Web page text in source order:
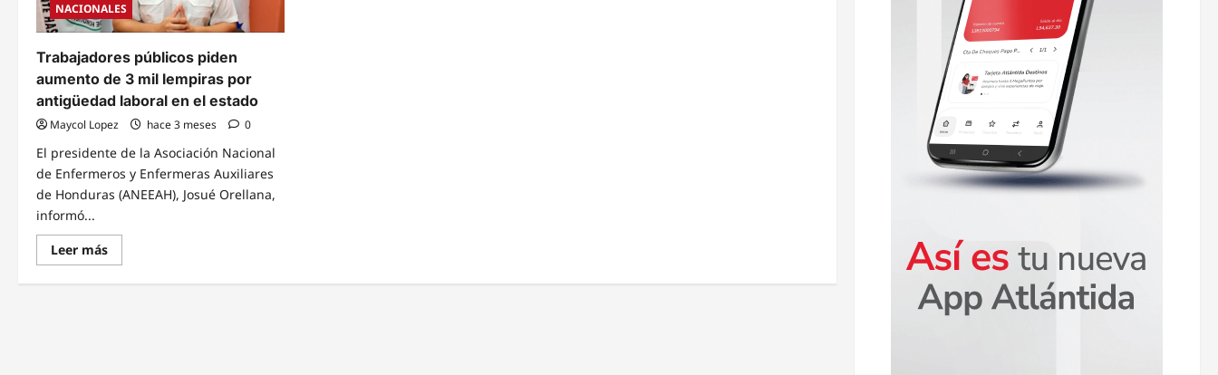
NACIONALES
Trabajadores públicos piden
aumento de 3 mil lempiras por
antigüedad laboral en el estado
Maycol Lopez hace 3 meses 0
El presidente de la Asociación Nacional
de Enfermeros y Enfermeras Auxiliares
de Honduras (ANEEAH), Josué Orellana,
informó...
Leer másRead
more
Trabajadores